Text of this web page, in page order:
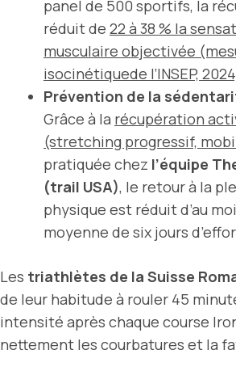
panel de 500 sportifs, la
réduit de 22 à 38 % la
musculaire objectivée
isocinétiquede l’INSEP,
Prévention de la
Grâce à la récupération
(stretching progressif,
pratiquée chez l’équipe
(trail USA), le retour à la
physique est réduit d’au
moyenne de six jours
Les triathlètes de la Suisse
de leur habitude à rouler 45
intensité après chaque course
nettement les courbatures et la